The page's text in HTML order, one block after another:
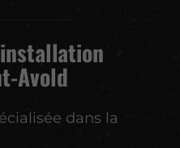
Avold
dans la